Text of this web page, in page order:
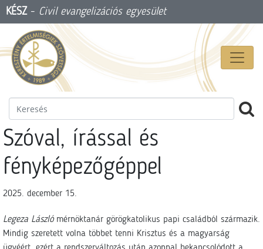
KÉSZ- Civil evangelizációs egyesület
Szóval, írással és
fényképezőgéppel
2025. december 15.
Legeza László mérnöktanár görögkatolikus papi családból származik.
Mindig szeretett volna többet tenni Krisztus és a magyarság